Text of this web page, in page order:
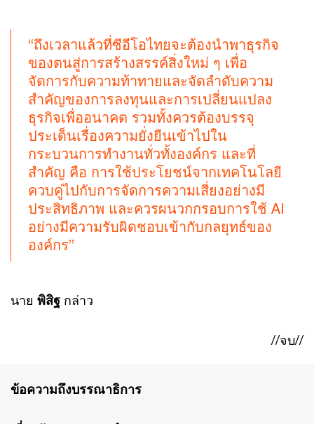
“ถึงเวลาแล้วที่ซีอีโอไทยจะต้องนำพาธุรกิจ
ของตนสู่การสร้างสรรค์สิ่งใหม่ ๆ เพื่อ
จัดการกับความท้าทายและจัดลำดับความ
สำคัญของการลงทุนและการเปลี่ยนแปลง
ธุรกิจเพื่ออนาคต รวมทั้งควรต้องบรรจุ
ประเด็นเรื่องความยั่งยืนเข้าไปใน
กระบวนการทำงานทั่วทั้งองค์กร และที่
สำคัญ คือ การใช้ประโยชน์จากเทคโนโลยี
ควบคู่ไปกับการจัดการความเสี่ยงอย่างมี
ประสิทธิภาพ และควรผนวกกรอบการใช้ AI
อย่างมีความรับผิดชอบเข้ากับกลยุทธ์ของ
องค์กร”
นาย พิสิฐ กล่าว
//จบ//
ข้อความถึงบรรณาธิการ